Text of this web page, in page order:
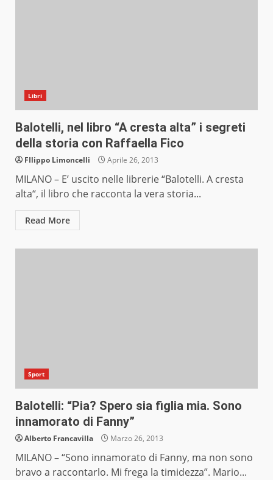
Libri
Balotelli, nel libro “A cresta alta” i segreti
della storia con Raffaella Fico
FIlippo Limoncelli Aprile 26, 2013
MILANO – E’ uscito nelle librerie “Balotelli. A cresta
alta“, il libro che racconta la vera storia...
Read More
Sport
Balotelli: “Pia? Spero sia figlia mia. Sono
innamorato di Fanny”
Alberto Francavilla Marzo 26, 2013
MILANO – “Sono innamorato di Fanny, ma non sono
bravo a raccontarlo. Mi frega la timidezza”. Mario...